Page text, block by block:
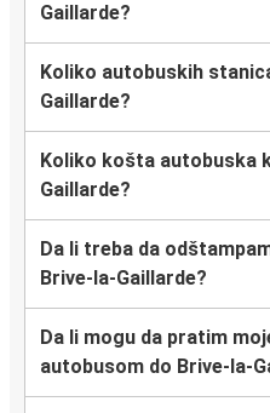
Gaillarde?
Koliko autobuskih
Gaillarde?
Koliko košta autobuska
Gaillarde?
Da li treba da
Brive-la-Gaillarde?
Da li mogu da pratim
autobusom do Brive-la-